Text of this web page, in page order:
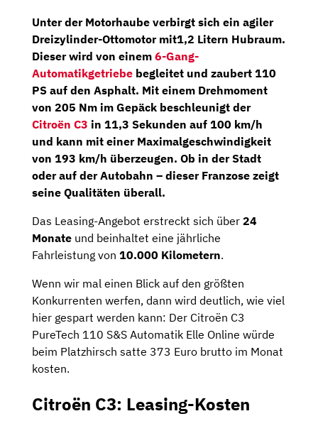
Unter der Motorhaube verbirgt sich ein agiler
Dreizylinder-Ottomotormit1,2 Litern Hubraum.
Dieser wird von einem 6-Gang-
Automatikgetriebe begleitet und zaubert 110
PS auf den Asphalt. Mit einem Drehmoment
von 205 Nm im Gepäck beschleunigt der
Citroën C3 in 11,3 Sekunden auf 100 km/h
und kann mit einer Maximalgeschwindigkeit
von 193 km/h überzeugen. Ob in der Stadt
oder auf der Autobahn – dieser Franzose zeigt
seine Qualitäten überall.
Das Leasing-Angebot erstreckt sich über 24
Monate und beinhaltet eine jährliche
Fahrleistung von 10.000 Kilometern.
Wenn wir mal einen Blick auf den größten
Konkurrenten werfen, dann wird deutlich, wie viel
hier gespart werden kann: Der Citroën C3
PureTech 110 S&S Automatik Elle Online würde
beim Platzhirsch satte 373 Euro brutto im Monat
kosten.
Citroën C3: Leasing-Kosten